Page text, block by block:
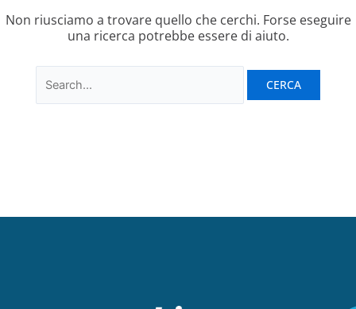
Non riusciamo a trovare quello che cerchi. Forse eseguire
una ricerca potrebbe essere di aiuto.